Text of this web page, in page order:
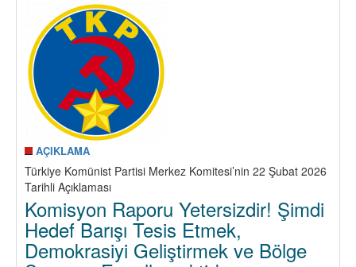
suçlu
İsrail
hükümeti
ABD
emperyalizminin
İran'a
eylemini
AÇIKLAMA
Türkiye Komünist Partisi Merkez Komitesi’nin 22 Şubat 2026
Tarihli Açıklaması
Komisyon Raporu Yetersizdir! Şimdi
Hedef Barışı Tesis Etmek,
Demokrasiyi Geliştirmek ve Bölge